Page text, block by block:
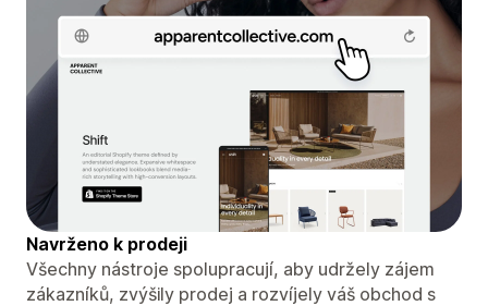
Navrženo k prodeji
Všechny nástroje spolupracují, aby udržely zájem
zákazníků, zvýšily prodej a rozvíjely váš obchod s